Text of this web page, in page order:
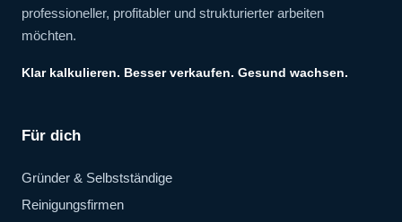
professioneller, profitabler und strukturierter arbeiten
möchten.
Klar kalkulieren. Besser verkaufen. Gesund wachsen.
Für dich
Gründer & Selbstständige
Reinigungsfirmen